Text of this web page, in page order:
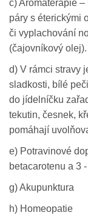
c) Aromaterapie
páry s éterickými
či vyplachování
(čajovníkový olej).
d) V rámci stravy
sladkosti, bílé
do jídelníčku
tekutin, česnek,
pomáhají
e) Potravinové
betacarotenu a 3
g) Akupunktura
h) Homeopatie